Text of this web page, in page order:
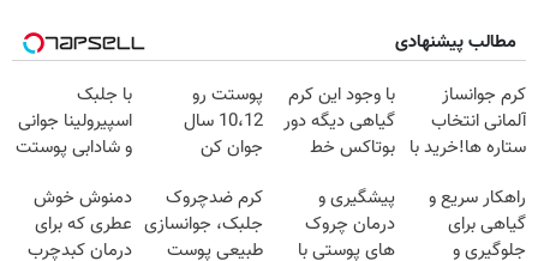
مطالب پیشنهادی
کرم جوانساز
آلمانی انتخاب
ستاره ها!خرید با
با وجود این کرم
گیاهی دیگه دور
بوتاکس خط
پوستت رو
10،12 سال
جوان کن
امشب)
با جلبک
اسپیرولینا جوانی
و شادابی پوستت
راهکار سریع و
گیاهی برای
جلوگیری و
پیشگیری و
درمان چروک
های پوستی با
کرم ضدچروک
جلبک، جوانسازی
طبیعی پوست
دمنوش خوش
عطری که برای
درمان کبدچرب